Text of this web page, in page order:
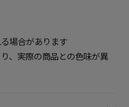
場合があります
、実際の商品との色味が異